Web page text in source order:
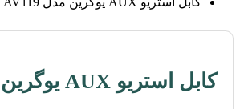
کابل استریو AUX یوگرین مدل AV119